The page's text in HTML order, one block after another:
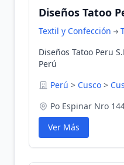
Diseños Tatoo
Textil y Confección
Diseños Tatoo Peru
Perú
Perú > Cusco >
Po Espinar Nro
Ver Más